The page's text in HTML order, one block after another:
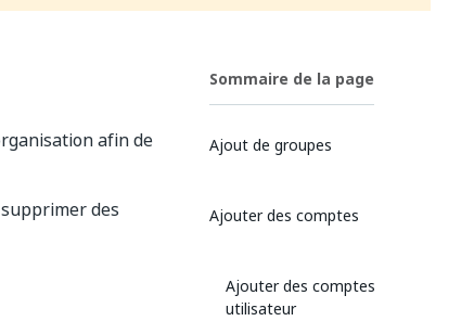
afin de
des
Sommaire de la page
Ajout de groupes
Ajouter des comptes
Ajouter des comptes
utilisateur